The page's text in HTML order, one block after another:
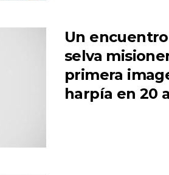
Un
selva
primera
harpía en 20